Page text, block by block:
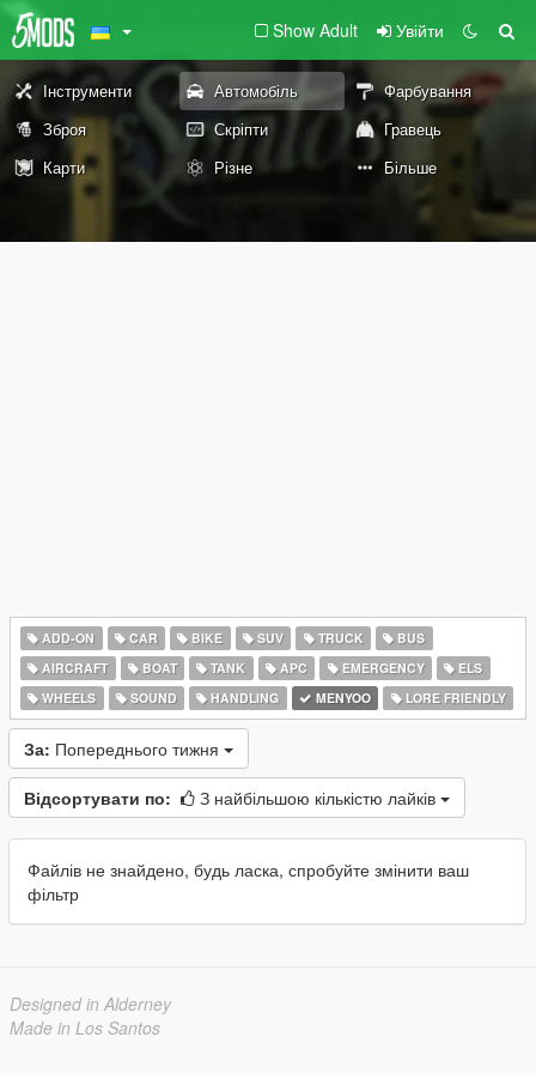
Show Adult Увійти
Інструменти Автомобіль
Фарбування
Зброя
Скріпти
Гравець
Карти
Різне Більше
ADD-ON CAR BIKE SUV TRUCK
BUS
AIRCRAFT
BOAT TANK APC EMERGENCY
ELS
WHEELS
SOUND HANDLING MENYOO LORE FRIENDLY
За: Попереднього тижня
Відсортувати по: З найбільшою кількістю лайків
Файлів не знайдено, будь ласка, спробуйте змінити ваш
фільтр
Designed in Alderney
Made in Los Santos